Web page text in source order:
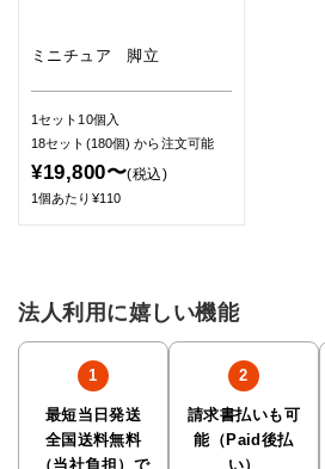
ミニチュア 脚立
1セット10個入
18セット(180個)から注文可能
¥19,800〜(税込)
1個あたり¥110
法人利用に嬉しい機能
最短当日発送
全国送料無料
（当社負担）で
請求書払いも可
能（Paid後払
い）